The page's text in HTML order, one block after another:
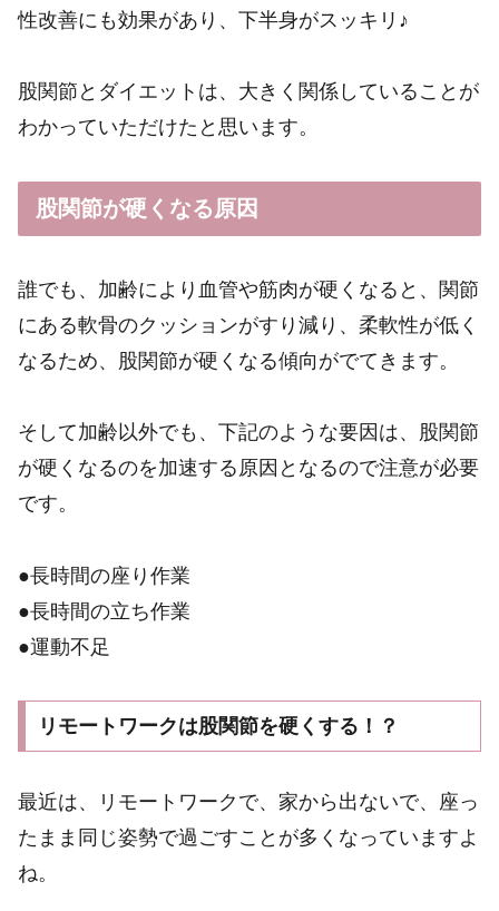
性改善にも効果があり、下半身がスッキリ♪
股関節とダイエットは、大きく関係していることが
わかっていただけたと思います。
股関節が硬くなる原因
誰でも、加齢により血管や筋肉が硬くなると、関節
にある軟骨のクッションがすり減り、柔軟性が低く
なるため、股関節が硬くなる傾向がでてきます。
そして加齢以外でも、下記のような要因は、股関節
が硬くなるのを加速する原因となるので注意が必要
です。
●長時間の座り作業
●長時間の立ち作業
●運動不足
リモートワークは股関節を硬くする！？
最近は、リモートワークで、家から出ないで、座っ
たまま同じ姿勢で過ごすことが多くなっていますよ
ね。